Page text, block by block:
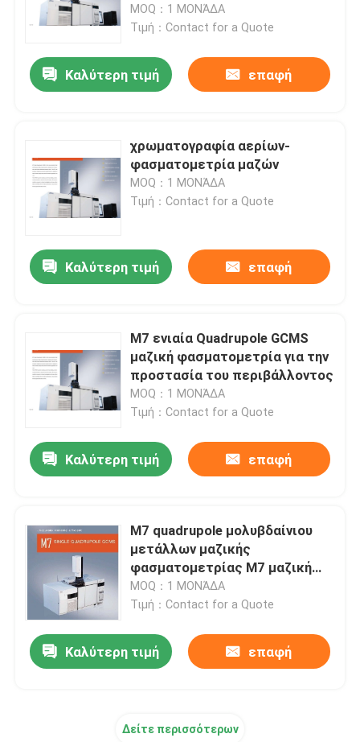
Σπίτι
Περίπου εμείς
Ποιοτικός έλεγχος
Μας ελάτε σε επαφή με
Ζητήστε ένα απόσπασμα
Spectrophotometer ατομικής απορρόφησης
Ατομικό φασματόμετρο φθορισμού
ασφάλεια των τροφίμων
MOQ：1 ΜΟΝΆΔΑ
Τιμή：Contact for a Quote
Καλύτερη τιμή επαφή
χρωματογραφία αερίων-
φασματομετρία μαζών
MOQ：1 ΜΟΝΆΔΑ
Τιμή：Contact for a Quote
Καλύτερη τιμή επαφή
M7 ενιαία Quadrupole GCMS
μαζική φασματομετρία για την
προστασία του περιβάλλοντος
MOQ：1 ΜΟΝΆΔΑ
Τιμή：Contact for a Quote
Καλύτερη τιμή επαφή
M7 quadrupole μολυβδαίνιου
μετάλλων μαζικής
φασματομετρίας M7 μαζική
συσκευή ανάλυσης
MOQ：1 ΜΟΝΆΔΑ
Τιμή：Contact for a Quote
Καλύτερη τιμή επαφή
Δείτε περισσότερων